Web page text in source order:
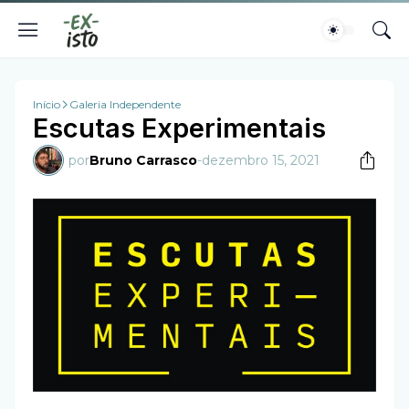
Início Galeria Independente
Escutas Experimentais
porBruno Carrasco-dezembro 15, 2021